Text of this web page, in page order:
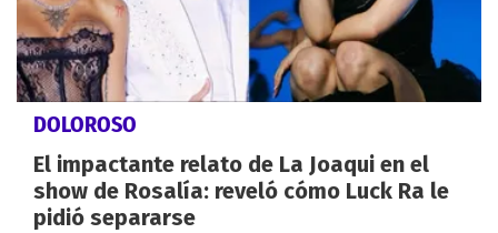
DOLOROSO
El impactante relato de La Joaqui en el
show de Rosalía: reveló cómo Luck Ra le
pidió separarse